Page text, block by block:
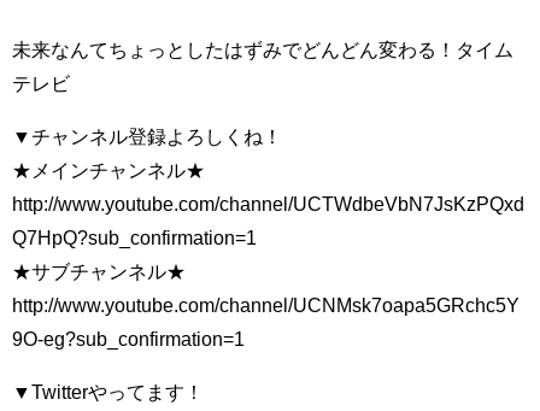
未来なんてちょっとしたはずみでどんどん変わる！タイム
テレビ
▼チャンネル登録よろしくね！
★メインチャンネル★
http://www.youtube.com/channel/UCTWdbeVbN7JsKzPQxd
Q7HpQ?sub_confirmation=1
★サブチャンネル★
http://www.youtube.com/channel/UCNMsk7oapa5GRchc5Y
9O-eg?sub_confirmation=1
▼Twitterやってます！